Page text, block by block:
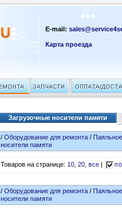
E-mail:
Карта проезда
Загрузочные носители памяти
/Оборудование для ремонта /
носители памяти
Товаров на странице:10,20,все
/Оборудование для ремонта /
носители памяти